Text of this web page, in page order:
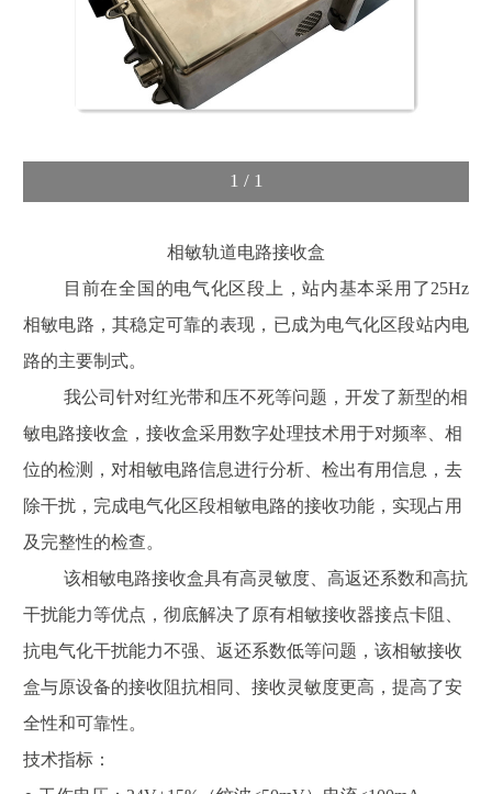
1 / 1
相敏轨道电路接收盒
目前在全国的电气化区段上，站内基本采用了25Hz
相敏电路，其稳定可靠的表现，已成为电气化区段站内电
路的主要制式。
我公司针对红光带和压不死等问题，开发了新型的相
敏电路接收盒，接收盒采用数字处理技术用于对频率、相
位的检测 ， 对相敏电路信息进行分析、检出有用信息，去
除干扰，完成电气化区段相敏电路的接收功能， 实现占用
及完整性的检查。
该相敏电路接收盒具有高灵敏度、高返还系数和高抗
干扰能力等优点 ， 彻底解决了原有相敏接收器接点卡阻、
抗电气化干扰能力不强、返还系数低等问题，该相敏接收
盒与原设备的接收阻抗相同、接收灵敏度更高，提高了安
全性和可靠性。
技术指标：